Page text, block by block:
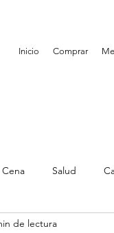
Inicio Comprar
Cena Salud
de lectura